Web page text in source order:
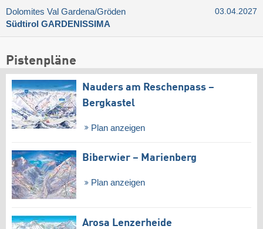
Dolomites Val Gardena/​Gröden
Südtirol GARDENISSIMA
03.04.2027
Pistenpläne
Nauders am Reschenpass –
Bergkastel
Plan anzeigen
Biberwier – Marienberg
Plan anzeigen
Arosa Lenzerheide